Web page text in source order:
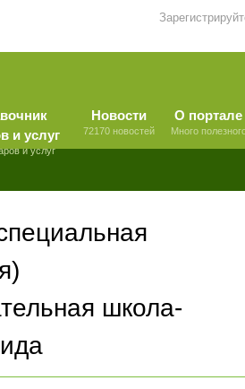
и услуг
и услуг
Новости
72170 новостей
О портале
Много
школа-